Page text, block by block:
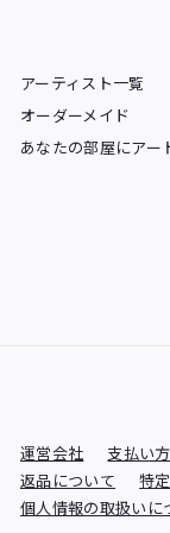
アーティスト一覧
オーダーメイド
あなたの部屋にアー
運営会社 支払い
返品について
特
個人情報の取扱いに